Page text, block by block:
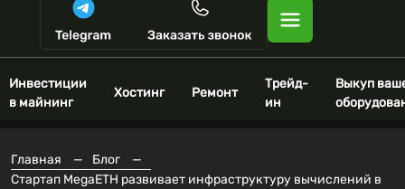
Инвестиции
в майнинг
Хостинг Ремонт
Трейд-
ин
Выкуп
Главная — Блог
—
Стартап MegaETH развивает инфраструктуру вычислений в